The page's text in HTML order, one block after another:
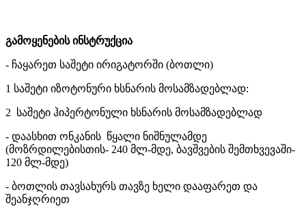
გამოყენების ინსტრუქცია
- ჩაყარეთ საშეტი ირიგატორში (ბოთლი)
1 საშეტი იზოტონური ხსნარის მოსამზადებლად:
2 საშეტი ჰიპერტონული ხსნარის მოსამზადებლად
- დაასხით ონკანის წყალი ნიშნულამდე
(მოზრდილებისთის- 240 მლ-მდე, ბავშვების შემთხვევაში-
120 მლ-მდე)
- ბოთლის თავსახურს თავზე ხელი დააფარეთ და
შეანჯღრიეთ